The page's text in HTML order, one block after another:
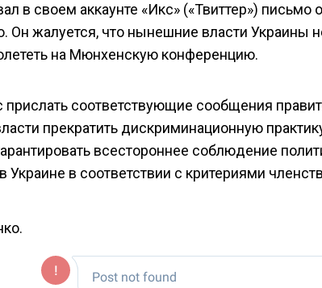
в своем аккаунте «Икс» («Твиттер»)
Он жалуется, что нынешние власти Украины
на Мюнхенскую конференцию.
прислать соответствующие сообщения
прекратить дискриминационную
всестороннее соблюдение
Украине в соответствии с критериями